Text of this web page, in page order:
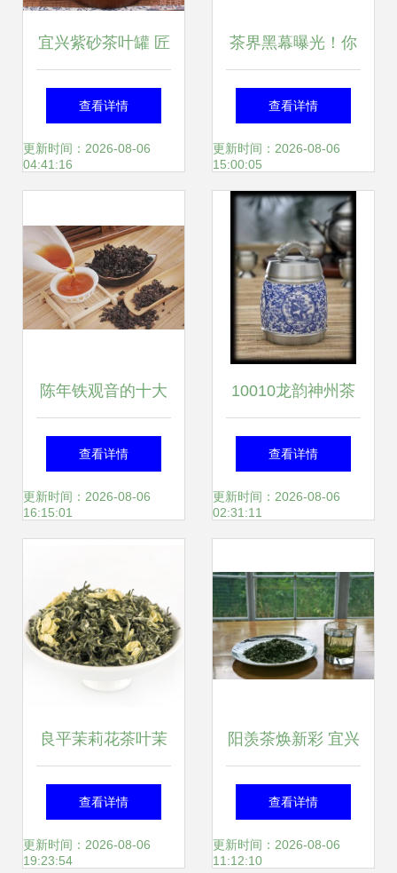
宜兴紫砂茶叶罐 匠
心独运的醒茶之
器，收藏与品味的
查看详情
更新时间：2026-08-06
04:41:16
茶界黑幕曝光！你
喝下的每一口茶，
都可能藏着这个致
命陷阱
查看详情
更新时间：2026-08-06
15:00:05
陈年铁观音的十大
妙用 岁月沉淀的茶
中珍品
查看详情
更新时间：2026-08-06
16:15:01
10010龙韵神州茶
叶罐(大号) 价格、
厂家、图片与工艺
莱贸易陶瓷精品
查看详情
更新时间：2026-08-06
02:31:11
良平茉莉花茶叶茉
莉绿茶茉莉茶茉莉
花茶小袋装浓香型
查看详情
更新时间：2026-08-06
19:23:54
阳羡茶焕新彩 宜兴
茗茶斩获国际金奖
查看详情
更新时间：2026-08-06
11:12:10